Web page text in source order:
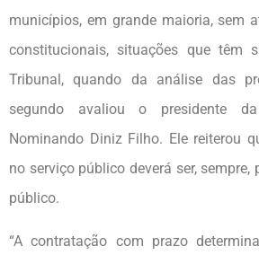
municípios, em grande maioria, sem
constitucionais, situações que têm
Tribunal, quando da análise das
segundo avaliou o presidente da
Nominando Diniz Filho. Ele reiterou
no serviço público deverá ser,
público.
“A contratação com prazo